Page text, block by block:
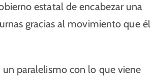
estatal de encabezar una
gracias al movimiento que él
paralelismo con lo que viene